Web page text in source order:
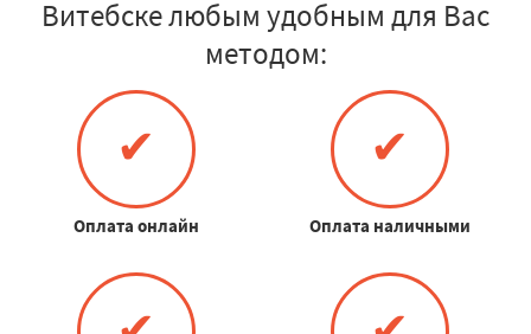
Витебске любым удобным для Вас
методом:
✔
Оплата онлайн
✔
Оплата наличными